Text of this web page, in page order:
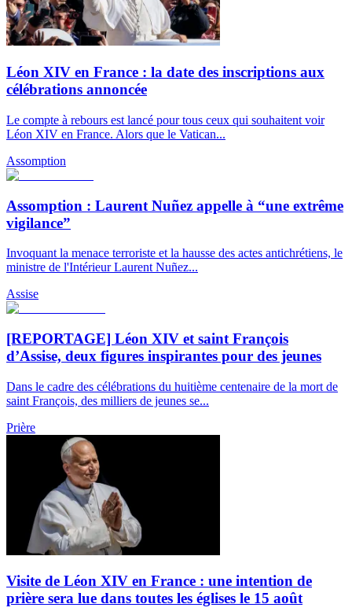
Léon XIV en France : la date des inscriptions aux
célébrations annoncée
Le compte à rebours est lancé pour tous ceux qui souhaitent voir
Léon XIV en France. Alors que le Vatican...
Assomption
Assomption : Laurent Nuñez appelle à “une extrême
vigilance”
Invoquant la menace terroriste et la hausse des actes antichrétiens, le
ministre de l'Intérieur Laurent Nuñez...
Assise
[REPORTAGE] Léon XIV et saint François
d’Assise, deux figures inspirantes pour des jeunes
Dans le cadre des célébrations du huitième centenaire de la mort de
saint François, des milliers de jeunes se...
Prière
Visite de Léon XIV en France : une intention de
prière sera lue dans toutes les églises le 15 août